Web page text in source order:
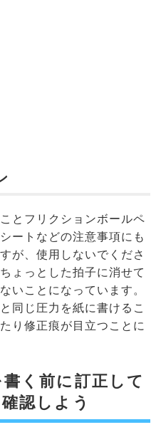
とフリクションボールペ
ートなどの注意事項にも
が、使用しないでくださ
ょっとした拍子に消せて
いことになっています。
同じ圧力を紙に書けるこ
り修正痕が目立つことに
く前に訂正して
認しよう